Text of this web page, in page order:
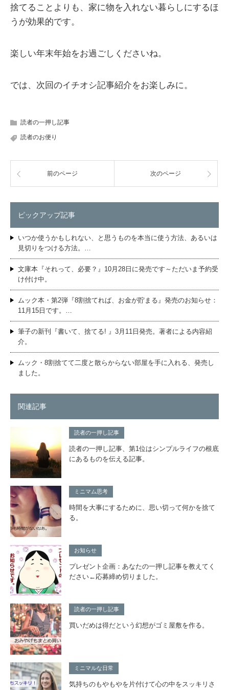
捨てることよりも、家に物を入れない暮らしにするほ
うが効果的です。
楽しい年末年始をお過ごしくださいね。
では、次回のイチオシ記事紹介をお楽しみに。
読者の一押し記事
読者のお便り
前のページ 次のページ
ピックアップ記事
いつか使うかもしれない、と思うものを本当に使う方法、あるいは
見切りをつける方法。…
文庫本『それって、必要？』10月28日に発売です～ただいま予約受
け付け中。
ムック本・第2弾『8割捨てれば、お金が貯まる』発売のお知らせ：
11月15日です。…
筆子の新刊『書いて、捨てる! 』3月11日発売。著者による内容紹
介。
ムック・8割捨てて二度と散らからない部屋を手に入れる、発売し
ました。
関連記事
読者の一押し記事
読者の一押し記事、第1位はシンプルライフの根底
にあるものを伝える記事。
ミニマム思考
時間を大事にするために、思い切って何かを捨て
る。
お知らせ
プレゼント企画：あなたの一押し記事を教えてく
ださい←応募締め切りました。
読者の一押し記事
買いだめは得だという幻想がゴミ屋敷を作る。
ミニマルな日常
気持ちのもやもやを片付けて心の中をスッキリさ